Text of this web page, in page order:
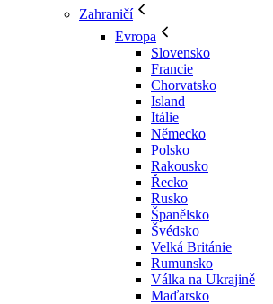
Zahraničí
Evropa
Slovensko
Francie
Chorvatsko
Island
Itálie
Německo
Polsko
Rakousko
Řecko
Rusko
Španělsko
Švédsko
Velká Británie
Rumunsko
Válka na Ukrajině
Maďarsko